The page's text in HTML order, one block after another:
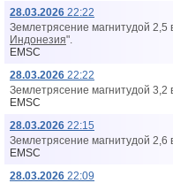
28.03.2026 22:22
Землетрясение магнитудой 2,5
Индонезия".
EMSC
28.03.2026 22:22
Землетрясение магнитудой 3,2
EMSC
28.03.2026 22:15
Землетрясение магнитудой 2,6
EMSC
28.03.2026 22:09